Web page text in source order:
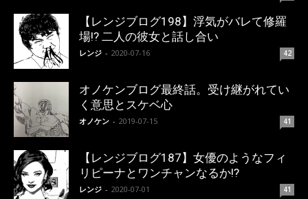
【レンジブログ198】浮気がバレて修羅
場!? 二人の彼女と話し合い
レンジ - 2020-07-16 42
オノケンブログ最終話。受け継がれてい
く意思とスケベ心
オノケン - 2019-07-15 41
【レンジブログ187】女優のようなフィ
リピーナとワンチャンなるか!?
レンジ - 2020-07-01 41